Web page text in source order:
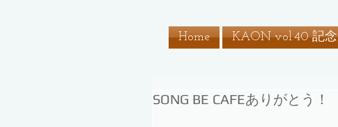
Home KAON vol.40 記念
SONG BE CAFEありがとう！